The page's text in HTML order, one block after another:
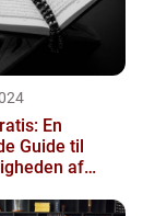
En
Guide til
af